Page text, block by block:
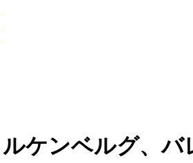
ケンベルグ、